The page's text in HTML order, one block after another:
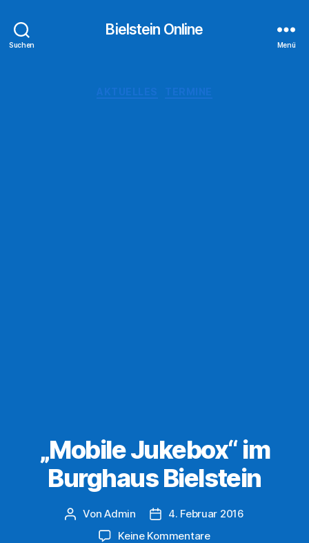
Suchen
Bielstein Online
Menü
„Mobile Jukebox“ im
Burghaus Bielstein
Beitragsautor
VonAdmin Veröffentlichungsdatum
4. Februar 2016
Keine Kommentarezu